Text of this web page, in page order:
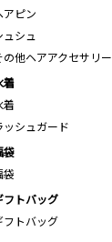
アピン
ュシュ
の他ヘアアクセサリー
着
着
ッシュガード
袋
袋
フトバッグ
フトバッグ